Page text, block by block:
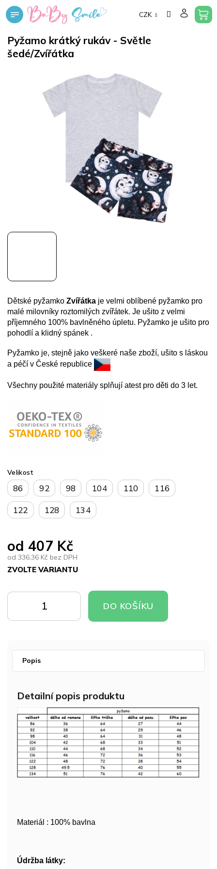
Přejít
na
CZK
Pyžamo krátký rukáv - Světle
šedé/Zvířátka
od 407 Kč
od 336,36 Kč bez DPH
ZVOLTE VARIANTU
cena:
Velikost
86 92 98 104 110 116
122 128 134
KOŠÍKU
KOŠÍKU
DO KOŠÍKU
Dětské pyžamko Zvířátka je velmi oblíbené pyžamko pro
malé milovníky roztomilých zvířátek. Je ušito z velmi
příjemného 100% bavlněného úpletu. Pyžamko je ušito pro
pohodlí a klidný spánek .
Pyžamko je, stejně jako veškeré naše zboží, ušito s láskou
a péčí v České republice
Všechny použité materiály splňují atest pro děti do 3 let.
Popis
Detailní popis produktu
Materiál : 100% bavlna
Údržba látky: